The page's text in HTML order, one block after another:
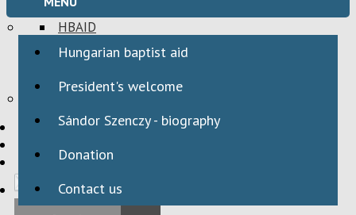
HBAID
DOMESTIC PROGRAMS
HBAID
INTERNATIONAL PROGRAMS
Hungarian baptist aid
President's welcome
Sándor Szenczy - biography
Donation
Contact us